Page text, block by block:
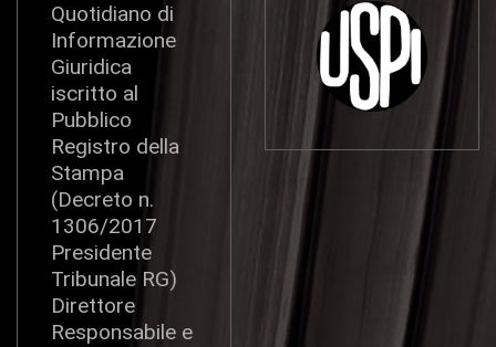
Quotidiano di
Informazione
Giuridica
iscritto al
Pubblico
Registro della
Stampa
(Decreto n.
1306/2017
Presidente
Tribunale RG)
Direttore
Responsabile e